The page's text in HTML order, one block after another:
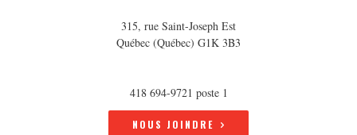
315, rue Saint-Joseph Est
Québec (Québec) G1K 3B3
418 694-9721 poste 1
NOUS JOINDRE